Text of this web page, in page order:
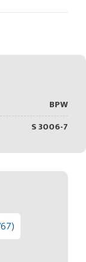
BPW
S 3006-7